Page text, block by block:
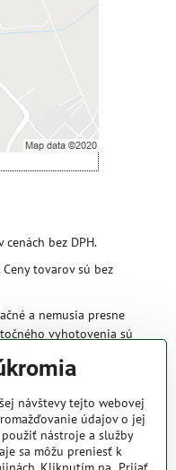
bez DPH.
tovarov sú bez
a nemusia presne
vyhotovenia sú
spracovanie
návštevy tejto webovej
údajov o jej
nástroje a služby
sa môžu preniesť k